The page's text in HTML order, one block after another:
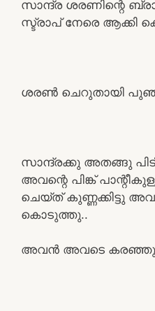
സാന്ദ്ര ശരണിന്റെ
സ്ട്രാപ് നേരെ ആക്കി
ശരൺ ചെറുതായി
സാന്ദ്രക്കു അതങ്ങു
അവന്റെ പിങ്ക്
ചെയ്ത് കുണ്ണക്കിട്ടു
കൊടുത്തു..
അവൻ അവടെ കരഞ്ഞു